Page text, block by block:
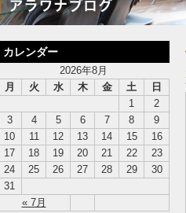
カレンダー
2026年8月
月
火 水 木 金 土 日
« 7月
1
2
3
4 5 6 7 8
9
10
11 12 13 14 15
16
17
18 19 20 21 22
23
24
25 26 27 28 29
30
31